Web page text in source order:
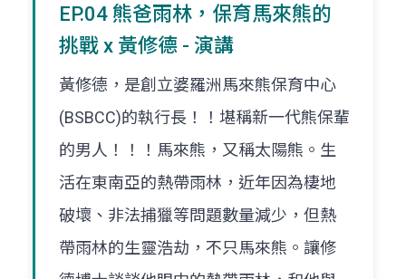
EP.04 熊爸雨林，保育馬來熊的
挑戰 x 黃修德 - 演講
黃修德，是創立婆羅洲馬來熊保育中心
(BSBCC)的執行長！！堪稱新一代熊保輩
的男人！！！馬來熊，又稱太陽熊。生
活在東南亞的熱帶雨林，近年因為棲地
破壞、非法捕獵等問題數量減少，但熱
帶雨林的生靈浩劫，不只馬來熊。讓修